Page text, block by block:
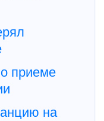
приеме
на